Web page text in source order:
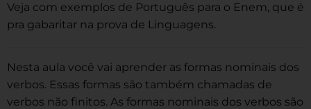
Veja com exemplos de Português para o Enem, que é
pra gabaritar na prova de Linguagens.
Nesta aula você vai aprender as formas nominais dos
verbos. Essas formas são também chamadas de
verbos não finitos. As formas nominais dos verbos são